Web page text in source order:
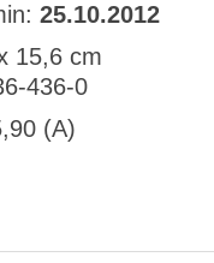
25.10.2012
15,6 cm
436-0
(A)